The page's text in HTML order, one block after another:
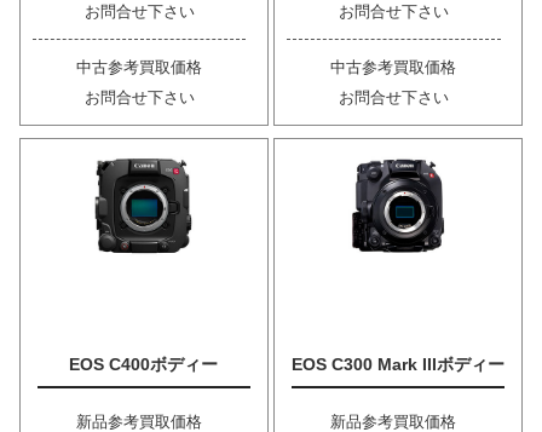
お問合せ下さい
中古参考買取価格
お問合せ下さい
お問合せ下さい
中古参考買取価格
お問合せ下さい
EOS C400ボディー
新品参考買取価格
EOS C300 Mark IIIボディー
新品参考買取価格